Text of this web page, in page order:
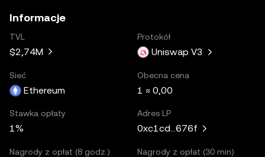
Informacje
TVL
$2,74M
Protokół
Uniswap V3
Sieć
Ethereum
Obecna cena
1 ≈ 0,00
Stawka opłaty
1%
Adres LP
0xc1cd...676f
Nagrody z opłat (8 godz.) Nagrody z opłat (30 min)